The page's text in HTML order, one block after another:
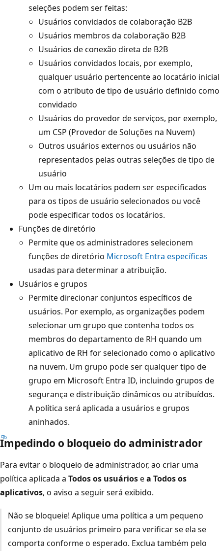
seleções podem ser feitas:
Usuários convidados de colaboração B2B
Usuários membros da colaboração B2B
Usuários de conexão direta de B2B
Usuários convidados locais, por exemplo,
qualquer usuário pertencente ao locatário inicial
com o atributo de tipo de usuário definido como
convidado
Usuários do provedor de serviços, por exemplo,
um CSP (Provedor de Soluções na Nuvem)
Outros usuários externos ou usuários não
representados pelas outras seleções de tipo de
usuário
Um ou mais locatários podem ser especificados
para os tipos de usuário selecionados ou você
pode especificar todos os locatários.
Funções de diretório
Permite que os administradores selecionem
funções de diretório Microsoft Entra específicas
usadas para determinar a atribuição.
Usuários e grupos
Permite direcionar conjuntos específicos de
usuários. Por exemplo, as organizações podem
selecionar um grupo que contenha todos os
membros do departamento de RH quando um
aplicativo de RH for selecionado como o aplicativo
na nuvem. Um grupo pode ser qualquer tipo de
grupo em Microsoft Entra ID, incluindo grupos de
segurança e distribuição dinâmicos ou atribuídos.
A política será aplicada a usuários e grupos
aninhados.
Impedindo o bloqueio do administrador
Para evitar o bloqueio de administrador, ao criar uma
política aplicada a Todos os usuáriosea Todos os
aplicativos, o aviso a seguir será exibido.
Não se bloqueie! Aplique uma política a um pequeno
conjunto de usuários primeiro para verificar se ela se
comporta conforme o esperado. Exclua também pelo